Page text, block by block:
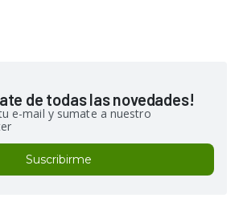
de todas las novedades!
e-mail y sumate a nuestro
Suscribirme